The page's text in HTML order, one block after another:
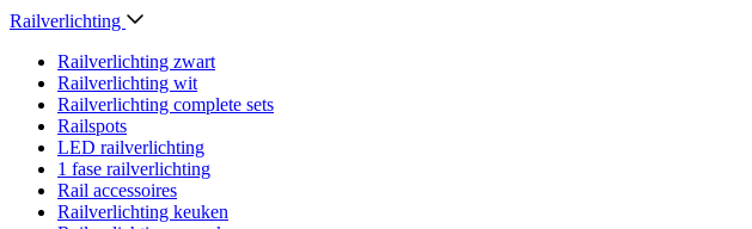
Railverlichting
Railverlichting zwart
Railverlichting wit
Railverlichting complete sets
Railspots
LED railverlichting
1 fase railverlichting
Rail accessoires
Railverlichting keuken